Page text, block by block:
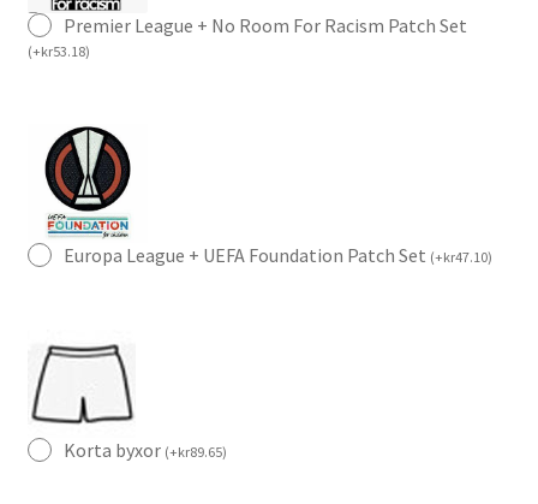
Premier League + No Room For Racism Patch Set
(+kr53.18)
Europa League + UEFA Foundation Patch Set (+kr47.10)
Korta byxor (+kr89.65)